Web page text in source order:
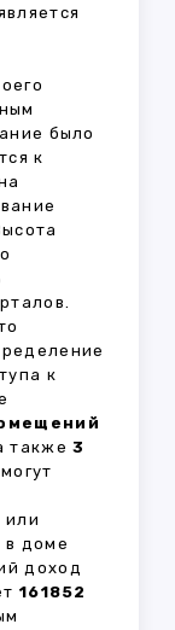
было
к
к
также3
или
в доме
доход
161852